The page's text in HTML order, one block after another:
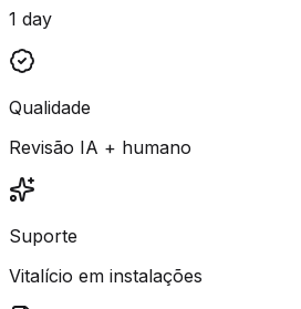
1 day
Qualidade
Revisão IA + humano
Suporte
Vitalício em instalações